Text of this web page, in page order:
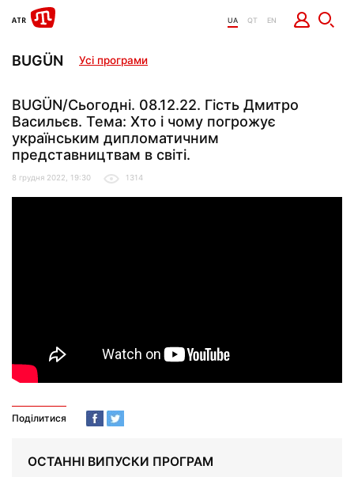
UA QT EN
BUGÜN Усі програми
BUGÜN/Сьогодні. 08.12.22. Гість Дмитро
Васильєв. Тема: Хто і чому погрожує
українським дипломатичним
представництвам в світі.
8 грудня 2022, 19:30 1314
Поділитися
ОСТАННІ ВИПУСКИ ПРОГРАМ